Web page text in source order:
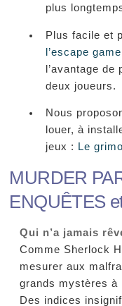
plus
Plus facile et
l’escape
l’avantage de
deux joueurs.
Nous
louer, à
jeux : Le
MURDER
ENQUÊTES
Qui n’a jamais
Comme Sherlock
mesurer aux
grands mystères à
Des indices